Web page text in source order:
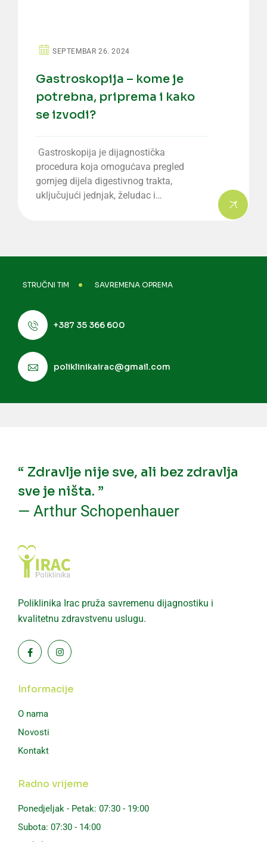
SEPTEMBAR 26. 2024
Gastroskopija – kome je
potrebna, priprema i kako
se izvodi?
Gastroskopija je dijagnostička
procedura koja omogućava pregled
gornjeg dijela digestivnog trakta,
uključujući jednjak, želudac i…
STRUČNI TIM SAVREMENA OPREMA
+387 35 366 600
poliklinikairac@gmail.com
“ Zdravlje nije sve, ali bez zdravlja
sve je ništa. ”
— Arthur Schopenhauer
Poliklinika Irac pruža savremenu dijagnostiku i
kvalitetnu zdravstvenu uslugu.
Informacije
O nama
Novosti
Kontakt
Radno vrijeme
Ponedjeljak - Petak: 07:30 - 19:00
Subota: 07:30 - 14:00